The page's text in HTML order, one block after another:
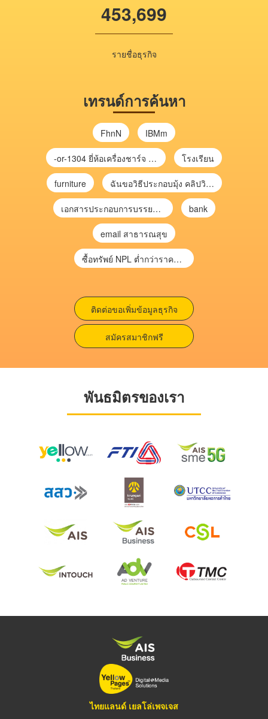
453,699
รายชื่อธุรกิจ
เทรนด์การค้นหา
FhnN IBMm
-or-1304 ยี่ห้อเครื่องชาร์จ chargecore โรงเรียน
furniture ฉันขอวิธีประกอบมุ้ง คลิปวิดีโอ การประกอบมุ้ง
เอกสารประกอบการบรรยาย การประเมินความเสี่ยงเพื่อวางแผนการตรวจสอบ \ bank
email สาธารณสุข
ซื้อทรัพย์ NPL ต่ำกว่าราคาตลาด 30-70% แบบไม่ต้องไปประมูล”
ติดต่อขอเพิ่มข้อมูลธุรกิจ
สมัครสมาชิกฟรี
พันธมิตรของเรา
ไทยแลนด์ เยลโล่เพจเจส